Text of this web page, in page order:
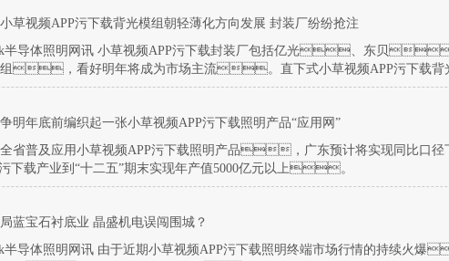
草视频APP污下载背光模组朝轻薄化方向发展 封装厂纷纷抢注
下载封装厂包括亿光、东贝、一诠纷纷推出薄型直下式小草视频APP污下载
组，看好明年将成为市场主流。直下式小草视频APP污下载背
明年底前编织起一张小草视频APP污下载照明产品“应用网”
省普及应用小草视频APP污下载照明产品，广东预计将实现同比口
下载产业到“十二五”期末实现年产值5000亿元以上。
蓝宝石衬底业 晶盛机电误闯围城？
半导体照明网讯 由于近期小草视频APP污下载照明终端市场行情的持续火爆